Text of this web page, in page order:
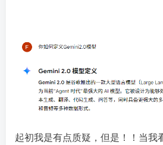
起初我是有点质疑，但是！！当我